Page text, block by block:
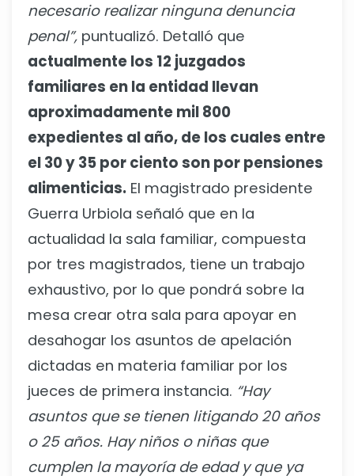
necesario realizar ninguna denuncia
penal”, puntualizó. Detalló que
actualmente los 12 juzgados
familiares en la entidad llevan
aproximadamente mil 800
expedientes al año, de los cuales entre
el 30 y 35 por ciento son por pensiones
alimenticias. El magistrado presidente
Guerra Urbiola señaló que en la
actualidad la sala familiar, compuesta
por tres magistrados, tiene un trabajo
exhaustivo, por lo que pondrá sobre la
mesa crear otra sala para apoyar en
desahogar los asuntos de apelación
dictadas en materia familiar por los
jueces de primera instancia. “Hay
asuntos que se tienen litigando 20 años
o 25 años. Hay niños o niñas que
cumplen la mayoría de edad y que ya